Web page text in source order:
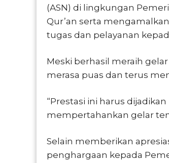
(ASN) di lingkungan
Qur’an serta
tugas dan pelayanan
Meski berhasil meraih
merasa puas dan terus
“Prestasi ini harus
mempertahankan gelar
Selain memberikan
penghargaan kepada